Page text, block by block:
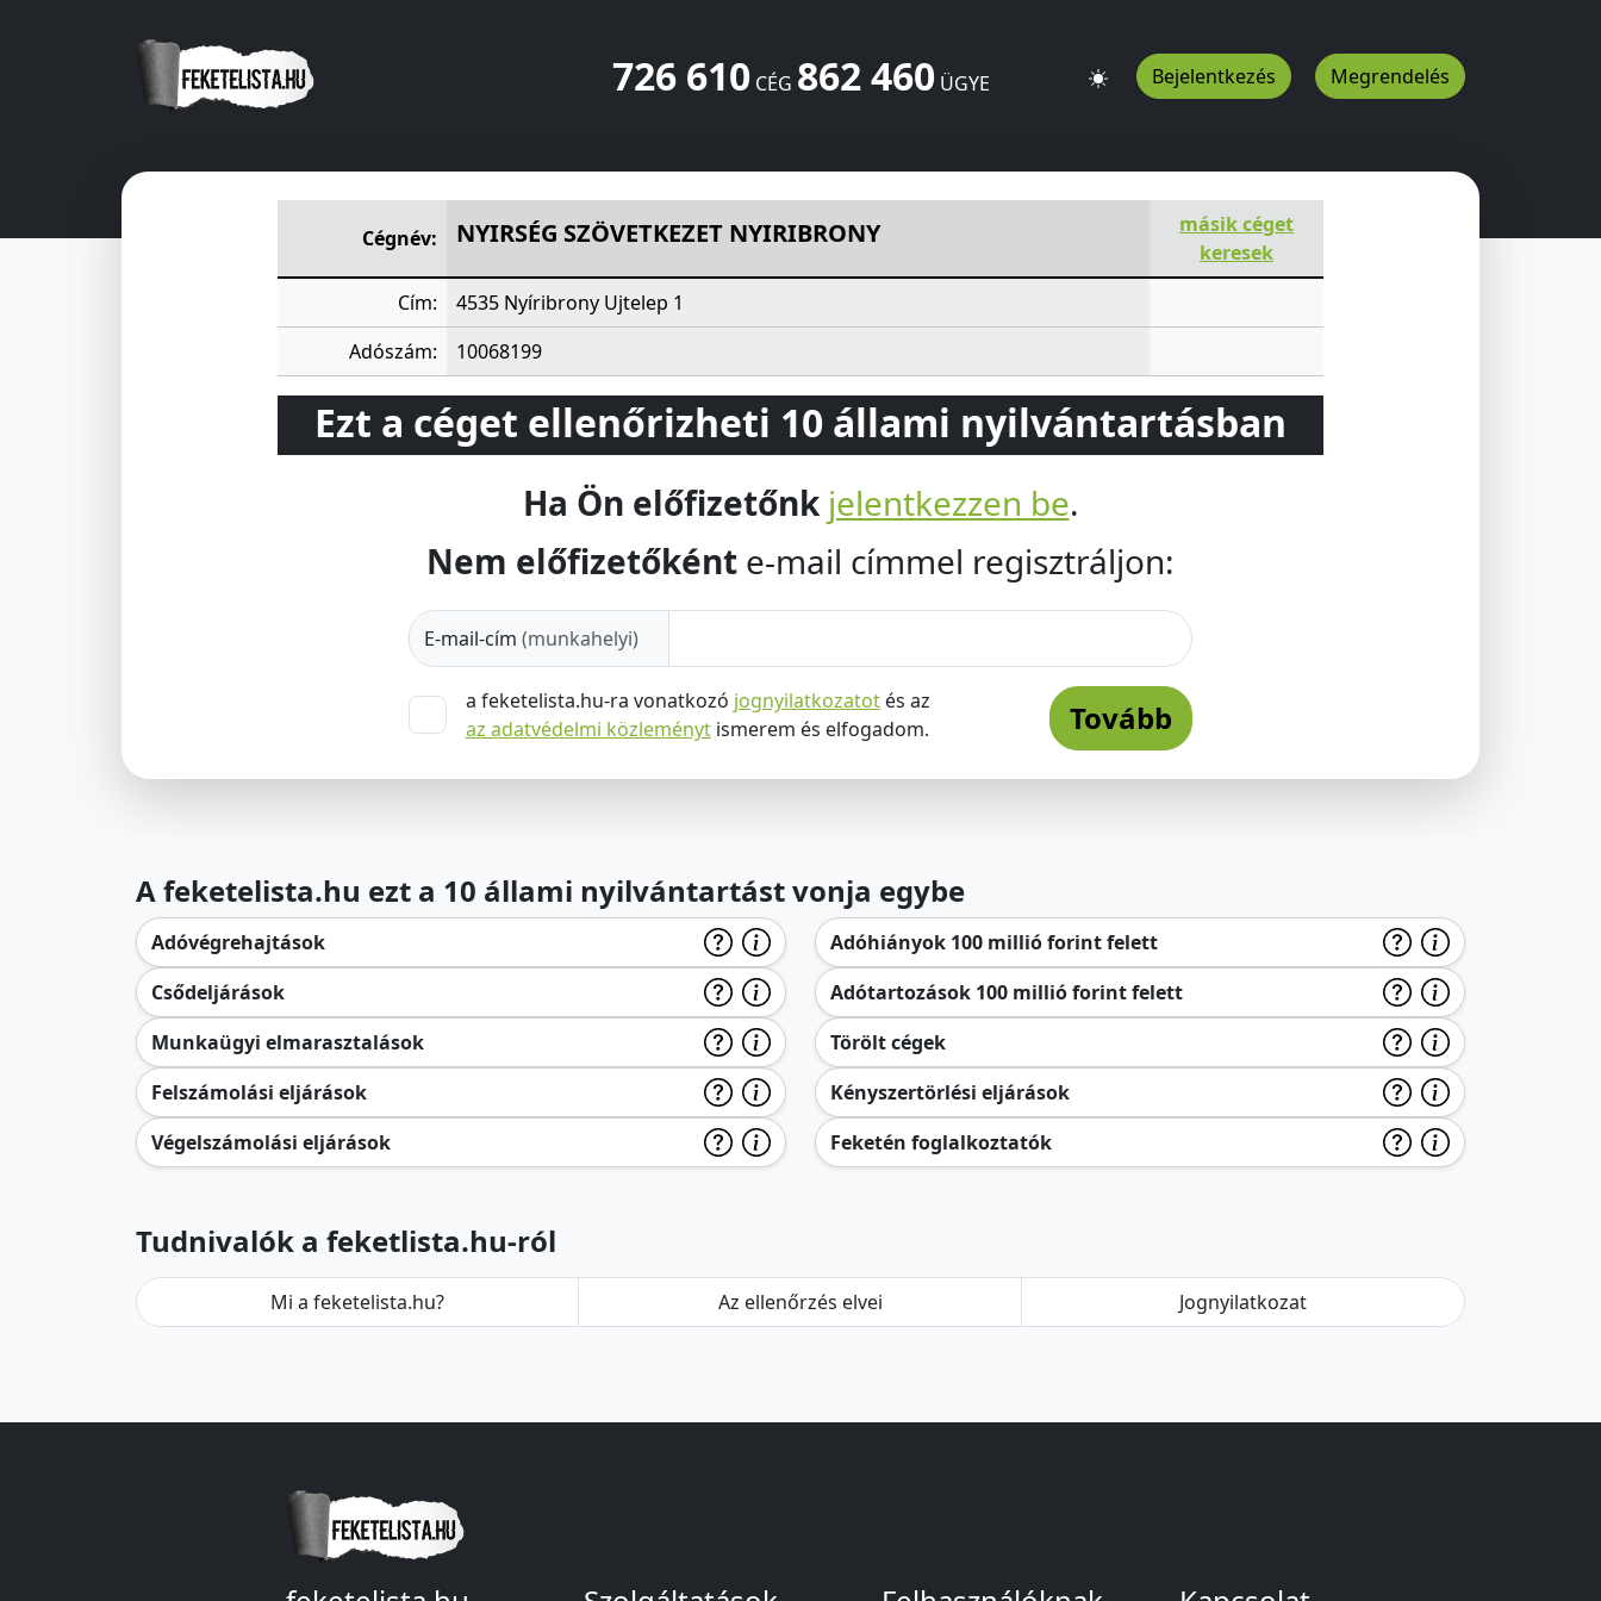
726 610CÉG 862 460ÜGYE Bejelentkezés Megrendelés
Cégnév:
NYIRSÉG SZÖVETKEZET NYIRIBRONY
másik céget
keresek
Cím:
4535 Nyíribrony Ujtelep 1
Adószám:
10068199
Ezt a céget ellenőrizheti 10 állami nyilvántartásban
Ha Ön előfizetőnk jelentkezzen be.
Nem előfizetőként e-mail címmel regisztráljon:
E-mail-cím (munkahelyi)
a feketelista.hu-ra vonatkozó jognyilatkozatotés az
az adatvédelmi közleménytismerem és elfogadom. Tovább
A feketelista.hu ezt a 10 állami nyilvántartást vonja egybe
Adóvégrehajtások
Csődeljárások
Munkaügyi elmarasztalások
Felszámolási eljárások
Végelszámolási eljárások
Adóhiányok 100 millió forint felett
Adótartozások 100 millió forint felett
Törölt cégek
Kényszertörlési eljárások
Feketén foglalkoztatók
Tudnivalók a feketlista.hu-ról
Mi a feketelista.hu? Az ellenőrzés elvei Jognyilatkozat